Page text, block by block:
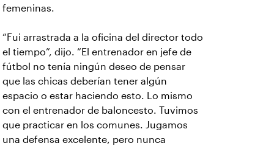
femeninas.
“Fui arrastrada a la oficina del director todo
el tiempo”, dijo. “El entrenador en jefe de
fútbol no tenía ningún deseo de pensar
que las chicas deberían tener algún
espacio o estar haciendo esto. Lo mismo
con el entrenador de baloncesto. Tuvimos
que practicar en los comunes. Jugamos
una defensa excelente, pero nunca